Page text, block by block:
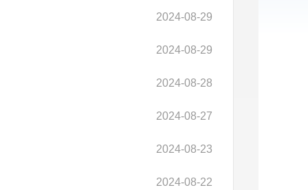
2024-08-29
2024-08-29
2024-08-28
2024-08-27
2024-08-23
2024-08-22